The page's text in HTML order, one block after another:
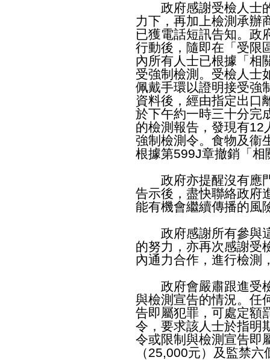
政府感謝受檢人士的
力下，再加上檢測承辦
已獲電話短訊告知。政
行動後，隨即在「受限
內所有人士已根據「相
受強制檢測。受檢人士
佩戴手環以證明接受強
資料後，經由指定出口
於下午約一時三十分完
的檢測報告，發現有12
強制檢測令。食物及衞
根據第599J章撤銷「
政府亦提醒沒有應門
告示後，盡快聯絡政府
能有機會繼續傳播的風
政府感謝所有參與這
的努力，亦再次感謝受
內通力合作，進行檢測
政府會嚴肅跟進受檢
與檢測宣告的情況。任
告即屬犯罪，可處定額
令，要求該人士於指明
令或限制與檢測宣告即
（25,000元）及監禁六